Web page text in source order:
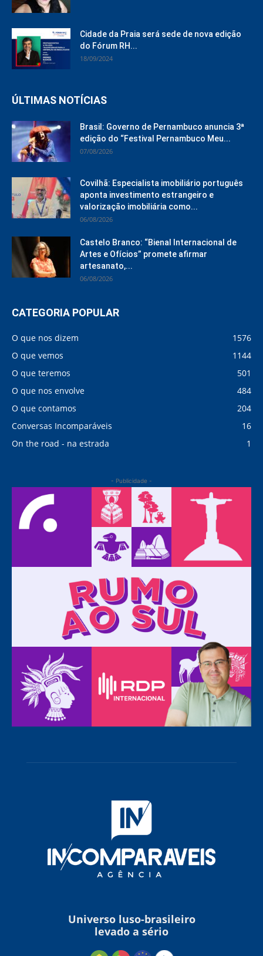
Cidade da Praia será sede de nova edição
do Fórum RH...
18/09/2024
ÚLTIMAS NOTÍCIAS
Brasil: Governo de Pernambuco anuncia 3ª
edição do “Festival Pernambuco Meu...
07/08/2026
Covilhã: Especialista imobiliário português
aponta investimento estrangeiro e
valorização imobiliária como...
06/08/2026
Castelo Branco: “Bienal Internacional de
Artes e Ofícios” promete afirmar
artesanato,...
06/08/2026
CATEGORIA POPULAR
O que nos dizem
1576
O que vemos
1144
O que teremos
501
O que nos envolve
484
O que contamos
204
Conversas Incomparáveis
16
On the road - na estrada
1
- Publicidade -
Universo luso-brasileiro
levado a sério